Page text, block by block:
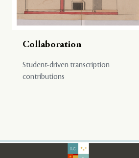
Collaboration
Student-driven transcription
contributions